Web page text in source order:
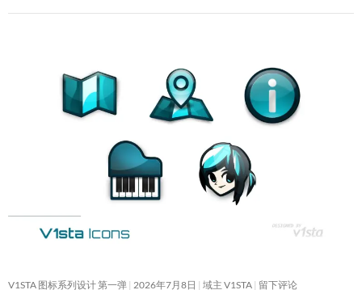
V1STA 图标系列设计 第一弹 2026年7月8日 域主 V1STA 留下评论